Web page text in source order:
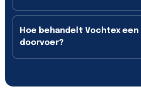
Hoe behandelt Vochtex een
doorvoer?